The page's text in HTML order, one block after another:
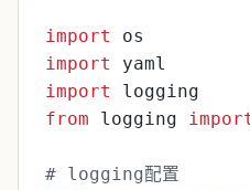
import
os
import
yaml
import
logging
from
logging
# logging配置